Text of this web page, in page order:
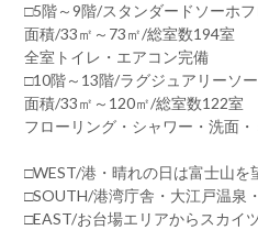
□5階～9階/スタンダードソーホ
面積/33㎡～73㎡/総室数194室
全室トイレ・エアコン完備
□10階～13階/ラグジュアリーソ
面積/33㎡～120㎡/総室数122室
フローリング・シャワー・洗面
□WEST/港・晴れの日は富士山を
□SOUTH/港湾庁舎・大江戸温泉
□EAST/お台場エリアからスカイ